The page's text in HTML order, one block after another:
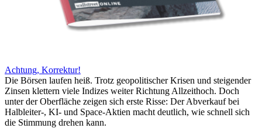
Achtung, Korrektur!
Die Börsen laufen heiß. Trotz geopolitischer Krisen und steigender
Zinsen klettern viele Indizes weiter Richtung Allzeithoch. Doch
unter der Oberfläche zeigen sich erste Risse: Der Abverkauf bei
Halbleiter-, KI- und Space-Aktien macht deutlich, wie schnell sich
die Stimmung drehen kann.